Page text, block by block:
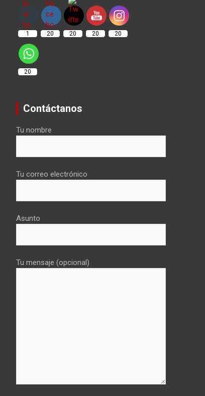
1 20 20 20 20
20
Contáctanos
Tu nombre
Tu correo electrónico
Asunto
Tu mensaje (opcional)